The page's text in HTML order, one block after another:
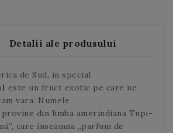
Detalii ale produsului
de Sud, in special
este un fruct exotic pe care ne
vara. Numele
provine din limba amerindiana Tupi-
care inseamna „parfum de